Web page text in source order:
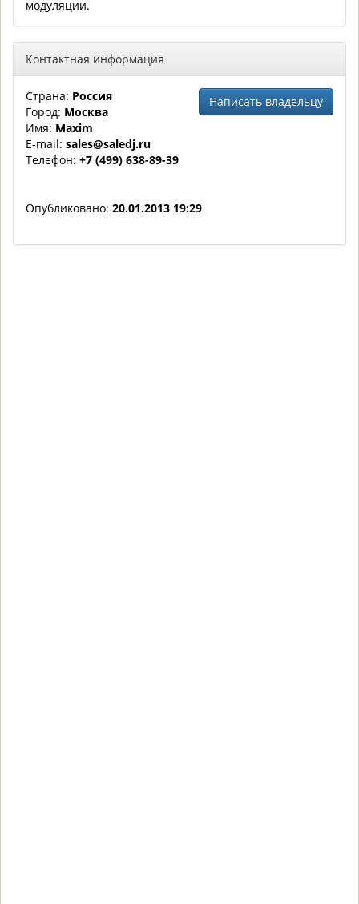
модуляции.
Контактная информация
Написать владельцу
Страна: Россия
Город: Москва
Имя: Maxim
E-mail: sales@saledj.ru
Телефон: +7 (499) 638-89-39
Опубликовано: 20.01.2013 19:29